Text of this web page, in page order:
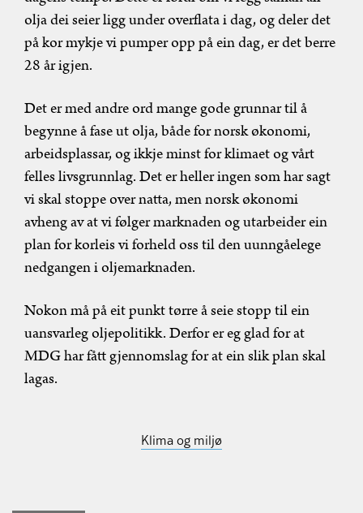
olja dei seier ligg under overflata i dag, og deler det
på kor mykje vi pumper opp på ein dag, er det berre
28 år igjen.
Det er med andre ord mange gode grunnar til å
begynne å fase ut olja, både for norsk økonomi,
arbeidsplassar, og ikkje minst for klimaet og vårt
felles livsgrunnlag. Det er heller ingen som har sagt
vi skal stoppe over natta, men norsk økonomi
avheng av at vi følger marknaden og utarbeider ein
plan for korleis vi forheld oss til den uunngåelege
nedgangen i oljemarknaden.
Nokon må på eit punkt tørre å seie stopp til ein
uansvarleg oljepolitikk. Derfor er eg glad for at
MDG har fått gjennomslag for at ein slik plan skal
lagas.
Klima og miljø